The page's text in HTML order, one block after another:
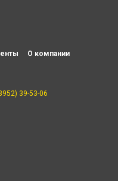
О компании
39-53-06